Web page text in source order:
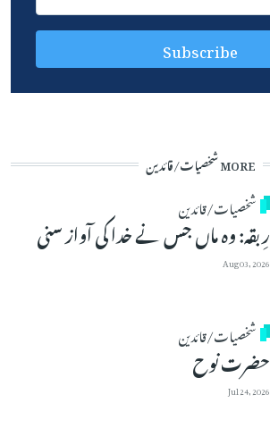
MORE شخصیات/قائدین
شخصیات/قائدین
رِبقہ: وہ ماں جس نے خدا کی آواز سنی
Aug 03, 2026
شخصیات/قائدین
حضرت نوح
Jul 24, 2026